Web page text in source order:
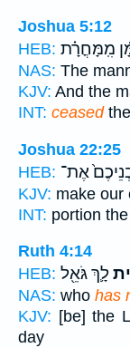
Joshua 5:12
HEB: מִֽמָּחֳרָ֗ת
NAS: The
KJV: And the
INT: ceased
Joshua 22:25
HEB: אֶת־
KJV: make our
INT: portion
Ruth 4:14
HEB: לָ֛ךְ גֹּאֵ֖ל
NAS: who has
KJV: [be] the
day